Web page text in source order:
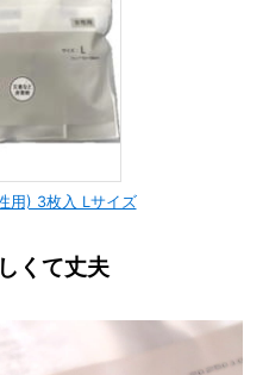
用) 3枚入 Lサイズ
くて丈夫